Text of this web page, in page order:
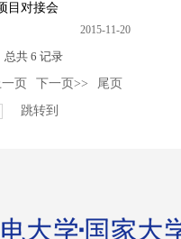
目对接会
2015-11-20
总共 6 记录
页 下一页>>
尾页
跳转到